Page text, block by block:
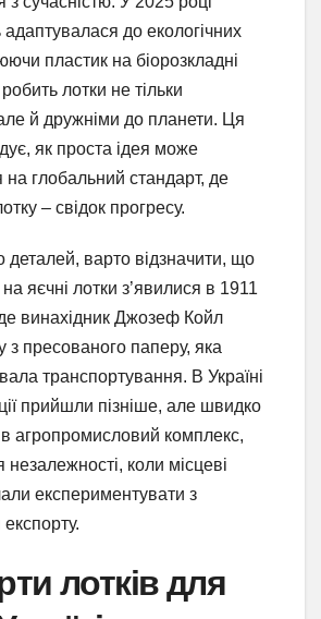
адаптувалася до екологічних
пластик на біорозкладні
лотки не тільки
й дружніми до планети. Ця
як проста ідея може
на глобальний стандарт, де
– свідок прогресу.
деталей, варто відзначити, що
яєчні лотки з’явилися в 1911
винахідник Джозеф Койл
пресованого паперу, яка
транспортування. В Україні
прийшли пізніше, але швидко
в агропромисловий комплекс,
незалежності, коли місцеві
експериментувати з
лотків для